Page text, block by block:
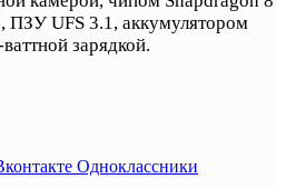
ПЗУ UFS 3.1, аккумулятором
зарядкой.
Одноклассники